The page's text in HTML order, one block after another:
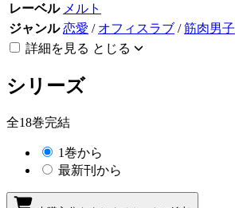
レーベル メルト
ジャンル 恋愛 / オフィスラブ /筋肉男子
詳細を見る とじる
シリーズ
全18巻完結
1巻から
最新刊から